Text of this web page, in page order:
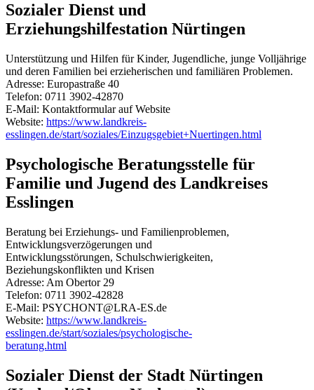
Sozialer Dienst und
Erziehungshilfestation Nürtingen
Unterstützung und Hilfen für Kinder, Jugendliche, junge Volljährige
und deren Familien bei erzieherischen und familiären Problemen.
Adresse: Europastraße 40
Telefon: 0711 3902-42870
E-Mail: Kontaktformular auf Website
Website: https://www.landkreis-
esslingen.de/start/soziales/Einzugsgebiet+Nuertingen.html
Psychologische Beratungsstelle für
Familie und Jugend des Landkreises
Esslingen
Beratung bei Erziehungs- und Familienproblemen,
Entwicklungsverzögerungen und
Entwicklungsstörungen, Schulschwierigkeiten,
Beziehungskonflikten und Krisen
Adresse: Am Obertor 29
Telefon: 0711 3902-42828
E-Mail: PSYCHONT@LRA-ES.de
Website: https://www.landkreis-
esslingen.de/start/soziales/psychologische-
beratung.html
Sozialer Dienst der Stadt Nürtingen